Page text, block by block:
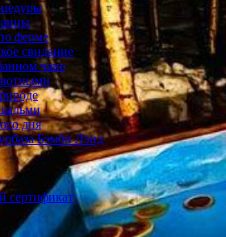
ферме
свидание
чане
дня
Бэмби Лэнд
сертификат